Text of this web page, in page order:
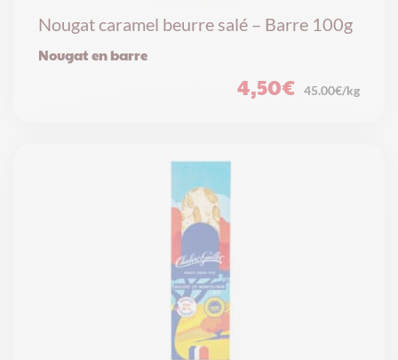
Nougat caramel beurre salé – Barre 100g
Nougat en barre
4,50€ 45.00€/kg